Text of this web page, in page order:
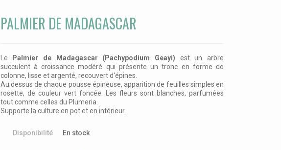
PALMIER DE MADAGASCAR
Le Palmier de Madagascar (Pachypodium Geayi) est un arbre
succulent à croissance modéré qui présente un tronc en forme de
colonne, lisse et argenté, recouvert d'épines.
Au dessus de chaque pousse épineuse, apparition de feuilles simples en
rosette, de couleur vert foncée. Les fleurs sont blanches, parfumées
tout comme celles du Plumeria.
Supporte la culture en pot et en intérieur.
Disponibilité En stock